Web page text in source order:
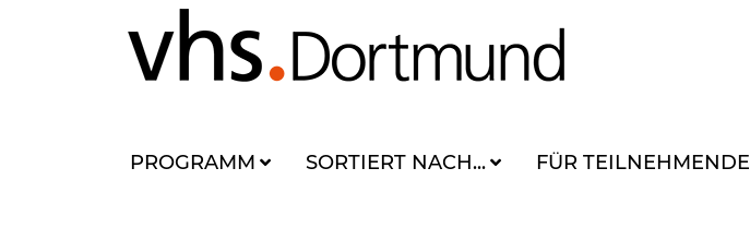
PROGRAMM SORTIERT NACH... FÜR TEILNEHMENDE